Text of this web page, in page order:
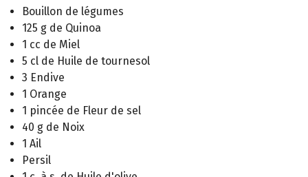
Bouillon de légumes
125 g de Quinoa
1 cc de Miel
5 cl de Huile de tournesol
3 Endive
1 Orange
1 pincée de Fleur de sel
40 g de Noix
1 Ail
Persil